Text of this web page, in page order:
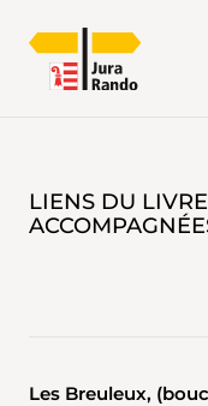
LIENS DU
Les Breuleux,